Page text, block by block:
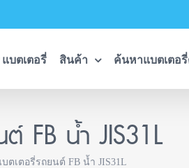
บตเตอรี่ สินค้า ค้นหาแบตเตอ
FB น้ำ JIS31L
บตเตอรี่รถยนต์ FB น้ำ JIS31L